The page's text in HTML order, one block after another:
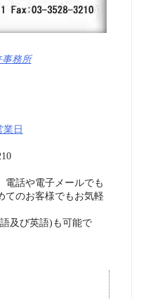
事務所
業日
電話や電子メールでも
てのお客様でもお気軽
及び英語)も可能で